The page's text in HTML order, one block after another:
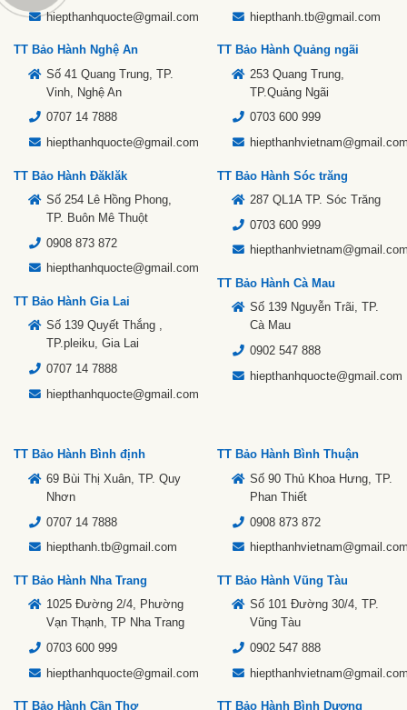
hiepthanhquocte@gmail.com
TT Bảo Hành Nghệ An
Số 41 Quang Trung, TP.
Vinh, Nghệ An
0707 14 7888
hiepthanhquocte@gmail.com
TT Bảo Hành Đăklăk
Số 254 Lê Hồng Phong,
TP. Buôn Mê Thuột
0908 873 872
hiepthanhquocte@gmail.com
TT Bảo Hành Gia Lai
Số 139 Quyết Thắng ,
TP.pleiku, Gia Lai
0707 14 7888
hiepthanhquocte@gmail.com
hiepthanh.tb@gmail.com
TT Bảo Hành Quảng ngãi
253 Quang Trung,
TP.Quảng Ngãi
0703 600 999
TT Bảo Hành Sóc trăng
287 QL1A TP. Sóc Trăng
0703 600 999
TT Bảo Hành Cà Mau
Số 139 Nguyễn Trãi, TP.
Cà Mau
0902 547 888
hiepthanhquocte@gmail.com
TT Bảo Hành Bình định
69 Bùi Thị Xuân, TP. Quy
Nhơn
0707 14 7888
hiepthanh.tb@gmail.com
TT Bảo Hành Nha Trang
1025 Đường 2/4, Phường
Vạn Thạnh, TP Nha Trang
0703 600 999
hiepthanhquocte@gmail.com
TT Bảo Hành Cần Thơ
TT Bảo Hành Bình Thuận
Số 90 Thủ Khoa Hưng, TP.
Phan Thiết
0908 873 872
TT Bảo Hành Vũng Tàu
Số 101 Đường 30/4, TP.
Vũng Tàu
0902 547 888
TT Bảo Hành Bình Dương